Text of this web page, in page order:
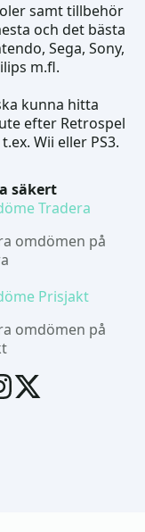
samt tillbehör
och det bästa
Sega, Sony,
m.fl.
kunna hitta
efter Retrospel
Wii eller PS3.
säkert
omdömen på
omdömen på